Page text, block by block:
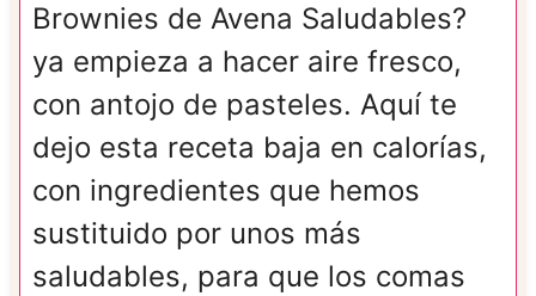
Brownies de Avena Saludables?
ya empieza a hacer aire fresco,
con antojo de pasteles. Aquí te
dejo esta receta baja en calorías,
con ingredientes que hemos
sustituido por unos más
saludables, para que los comas